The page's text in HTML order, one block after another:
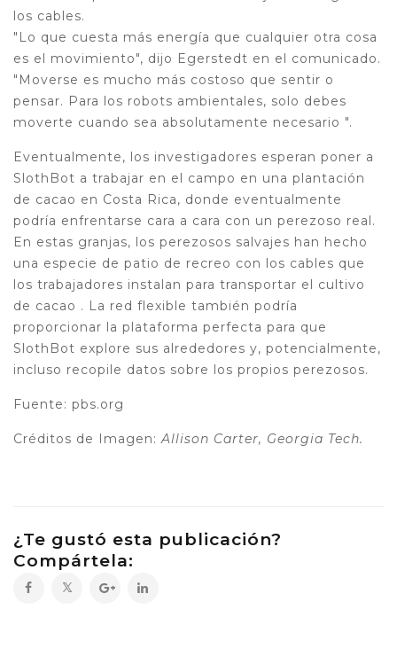
los cables.
"Lo que cuesta más energía que cualquier otra cosa
es el movimiento", dijo Egerstedt en el comunicado.
"Moverse es mucho más costoso que sentir o
pensar. Para los robots ambientales, solo debes
moverte cuando sea absolutamente necesario ".
Eventualmente, los investigadores esperan poner a
SlothBot a trabajar en el campo en una plantación
de cacao en Costa Rica, donde eventualmente
podría enfrentarse cara a cara con un perezoso real.
En estas granjas, los perezosos salvajes han hecho
una especie de patio de recreo con los cables que
los trabajadores instalan para transportar el cultivo
de cacao . La red flexible también podría
proporcionar la plataforma perfecta para que
SlothBot explore sus alrededores y, potencialmente,
incluso recopile datos sobre los propios perezosos.
Fuente: pbs.org
Créditos de Imagen: Allison Carter, Georgia Tech.
¿Te gustó esta publicación?
Compártela: